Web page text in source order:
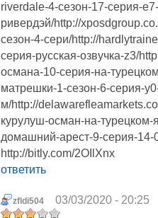
riverdale-4-сезон-17-серия-
ривердэй/http://
сезон-4-сери/http://
серия-русская-озвучка-z3/
османа-10-серия-на-
матрешки-1-сезон-6-серия-
м/http://
курулуш-осман-на-турецком-
домашний-арест-9-серия-
http://bitly.com/2OIlXnx
ответить
zfldi504 03/03/2020 - 20:25